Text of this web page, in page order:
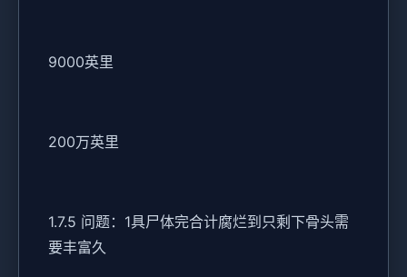
9000英里
200万英里
1.7.5 问题：1具尸体完合计腐烂到只剩下骨头需
要丰富久